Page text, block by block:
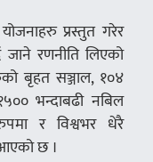
प्रस्तुत गरेर
रणनीति लिएको
बृहत सञ्जाल, १०४
भन्दाबढी नबिल
र विश्वभर धेरै
छ ।